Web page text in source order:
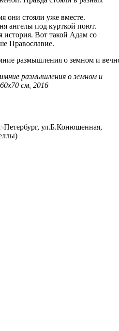
они стояли уже вместе.
ангелы под курткой поют.
история. Вот такой Адам со
Православие.
размышления о земном и
x70 см, 2016
Петербург, ул.Б.Конюшенная,